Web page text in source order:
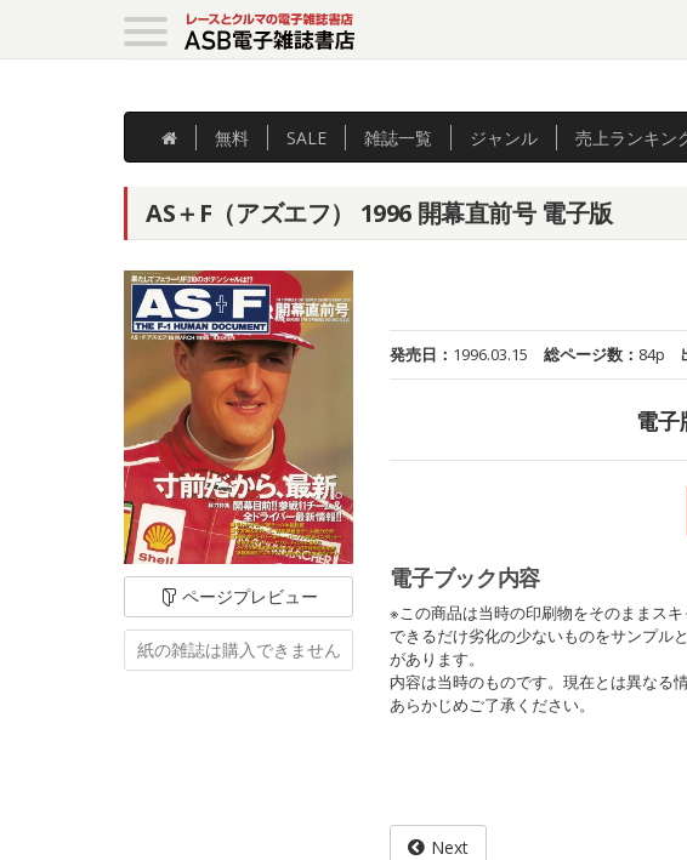
無料 SALE 雑誌一覧 ジャンル 売上ランキン
AS＋F（アズエフ） 1996 開幕直前号 電子版
ページプレビュー
紙の雑誌は購入できません
発売日： 1996.03.15 総ページ数： 84p
電子
電子ブック内容
※この商品は当時の印刷物をそのままスキ
できるだけ劣化の少ないものをサンプル
があります。
内容は当時のものです。現在とは異なる
あらかじめご了承ください。
Next